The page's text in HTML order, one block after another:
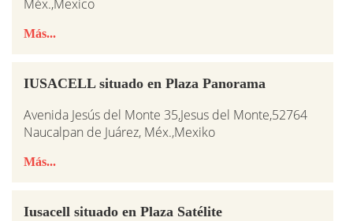
Méx.,Mexico
Más...
IUSACELL situado en Plaza Panorama
Avenida Jesús del Monte 35,Jesus del Monte,52764
Naucalpan de Juárez, Méx.,Mexiko
Más...
Iusacell situado en Plaza Satélite